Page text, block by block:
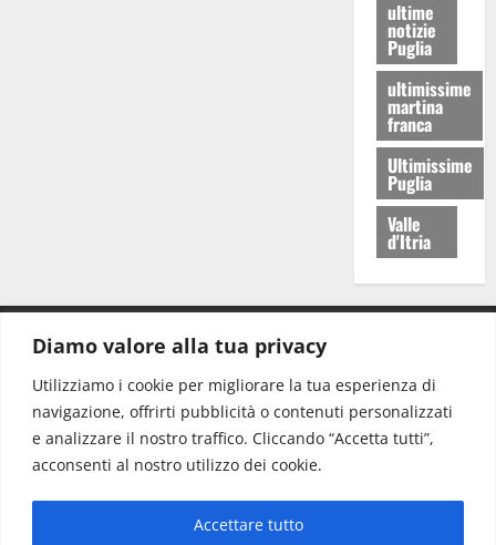
Diamo valore alla tua privacy
Utilizziamo i cookie per migliorare la tua esperienza di
navigazione, offrirti pubblicità o contenuti personalizzati
e analizzare il nostro traffico. Cliccando “Accetta tutti”,
acconsenti al nostro utilizzo dei cookie.
Accettare tutto
ultime
notizie
Puglia
ultimissime
martina
franca
Ultimissime
Puglia
Valle
d'Itria
Redazione: redazione@www.martinasera.it
Direttore:direttore@www.martinasera.it
Info & Commerciale:info@www.martinasera.it